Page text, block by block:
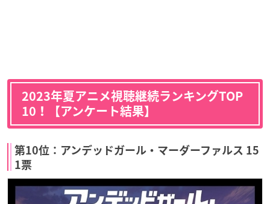
2023年夏アニメ視聴継続ランキングTOP
10！【アンケート結果】
第10位：アンデッドガール・マーダーファルス 15
1票